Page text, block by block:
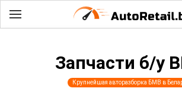
Запчасти б/у
Крупнейшая авторазборка БМВ в